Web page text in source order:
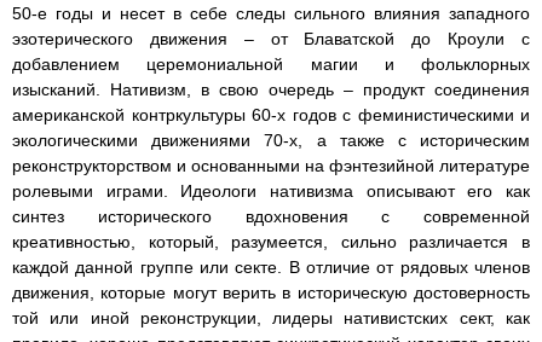
50-е годы и несет в себе следы сильного влияния западного
эзотерического движения – от Блаватской до Кроули с
добавлением церемониальной магии и фольклорных
изысканий. Нативизм, в свою очередь – продукт соединения
американской контркультуры 60-х годов с феминистическими и
экологическими движениями 70-х, а также с историческим
реконструкторством и основанными на фэнтезийной литературе
ролевыми играми. Идеологи нативизма описывают его как
синтез исторического вдохновения с современной
креативностью, который, разумеется, сильно различается в
каждой данной группе или секте. В отличие от рядовых членов
движения, которые могут верить в историческую достоверность
той или иной реконструкции, лидеры нативистских сект, как